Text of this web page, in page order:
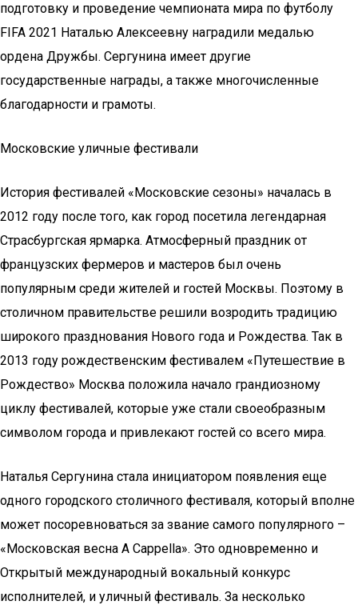
подготовку и проведение чемпионата мира по футболу
FIFA 2021 Наталью Алексеевну наградили медалью
ордена Дружбы. Сергунина имеет другие
государственные награды, а также многочисленные
благодарности и грамоты.
Московские уличные фестивали
История фестивалей «Московские сезоны» началась в
2012 году после того, как город посетила легендарная
Страсбургская ярмарка. Атмосферный праздник от
французских фермеров и мастеров был очень
популярным среди жителей и гостей Москвы. Поэтому в
столичном правительстве решили возродить традицию
широкого празднования Нового года и Рождества. Так в
2013 году рождественским фестивалем «Путешествие в
Рождество» Москва положила начало грандиозному
циклу фестивалей, которые уже стали своеобразным
символом города и привлекают гостей со всего мира.
Наталья Сергунина стала инициатором появления еще
одного городского столичного фестиваля, который вполне
может посоревноваться за звание самого популярного –
«Московская весна A Cappella». Это одновременно и
Открытый международный вокальный конкурс
исполнителей, и уличный фестиваль. За несколько